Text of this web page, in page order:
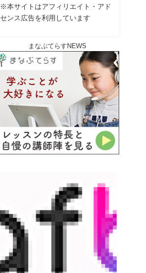
※本サイトはアフィリエイト・アド
センス広告を利用しています
まなぶてらすNEWS